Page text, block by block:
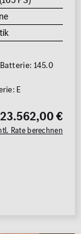
145.0
E
23.562,00 €
Rate berechnen